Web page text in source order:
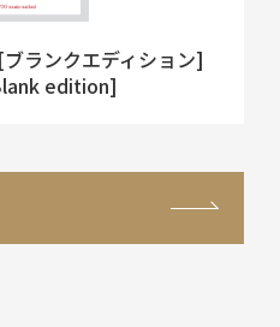
ランクエディション]
edition]